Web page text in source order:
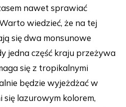
nawet sprawiać
wiedzieć, że na tej
się dwa monsunowe
jedna część kraju przeżywa
się z tropikalnymi
będzie wyjeżdżać w
się lazurowym kolorem,